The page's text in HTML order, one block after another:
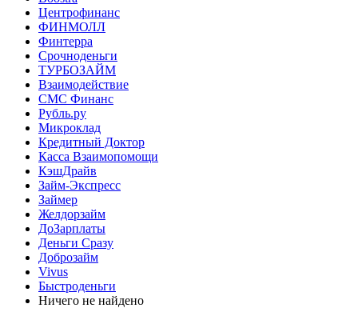
Центрофинанс
ФИНМОЛЛ
Финтерра
Срочноденьги
ТУРБОЗАЙМ
Взаимодействие
СМС Финанс
Рубль.ру
Микроклад
Кредитный Доктор
Касса Взаимопомощи
КэшДрайв
Займ-Экспресс
Займер
Желдорзайм
ДоЗарплаты
Деньги Сразу
Доброзайм
Vivus
Быстроденьги
Ничего не найдено